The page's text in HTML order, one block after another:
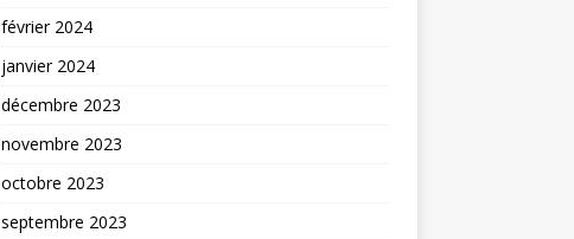
février 2024
janvier 2024
décembre 2023
novembre 2023
octobre 2023
septembre 2023